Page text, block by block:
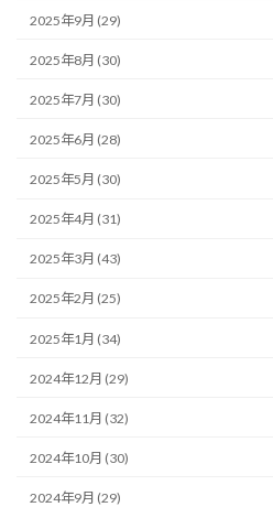
2025年9月 (29)
2025年8月 (30)
2025年7月 (30)
2025年6月 (28)
2025年5月 (30)
2025年4月 (31)
2025年3月 (43)
2025年2月 (25)
2025年1月 (34)
2024年12月 (29)
2024年11月 (32)
2024年10月 (30)
2024年9月 (29)